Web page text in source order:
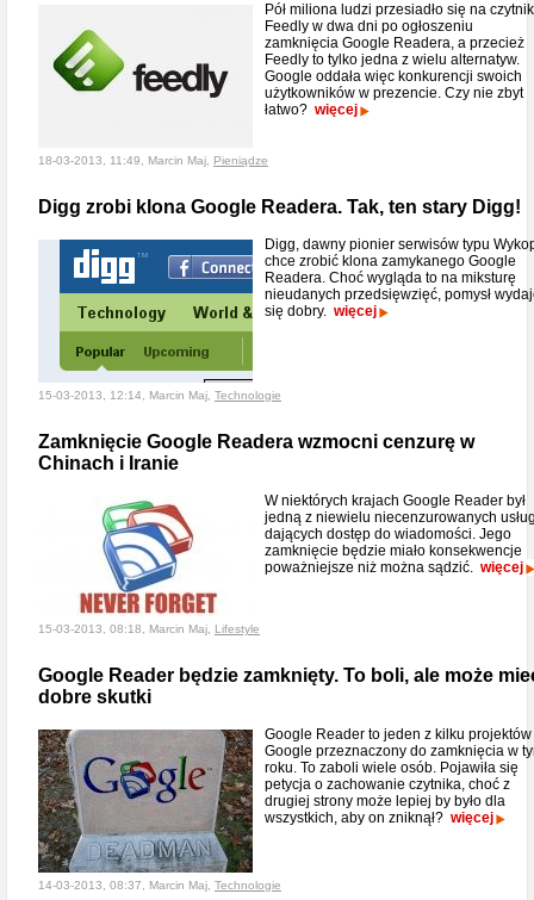
Pół miliona ludzi przesiadło się na czytnik
Feedly w dwa dni po ogłoszeniu
zamknięcia Google Readera, a przecież
Feedly to tylko jedna z wielu alternatyw.
Google oddała więc konkurencji swoich
użytkowników w prezencie. Czy nie zbyt
łatwo? więcej
18-03-2013, 11:49, Marcin Maj, Pieniądze
Digg zrobi klona Google Readera. Tak, ten stary Digg!
Digg, dawny pionier serwisów typu
chce zrobić klona zamykanego Google
Readera. Choć wygląda to na miksturę
nieudanych przedsięwzięć, pomysł
się dobry. więcej
15-03-2013, 12:14, Marcin Maj, Technologie
Zamknięcie Google Readera wzmocni cenzurę w
Chinach i Iranie
W niektórych krajach Google Reader był
jedną z niewielu niecenzurowanych
dających dostęp do wiadomości. Jego
zamknięcie będzie miało konsekwencje
poważniejsze niż można sądzić. więcej
15-03-2013, 08:18, Marcin Maj, Lifestyle
Google Reader będzie zamknięty. To boli, ale może
dobre skutki
Google Reader to jeden z kilku projektów
Google przeznaczony do zamknięcia w
roku. To zaboli wiele osób. Pojawiła się
petycja o zachowanie czytnika, choć z
drugiej strony może lepiej by było dla
wszystkich, aby on zniknął? więcej
14-03-2013, 08:37, Marcin Maj, Technologie